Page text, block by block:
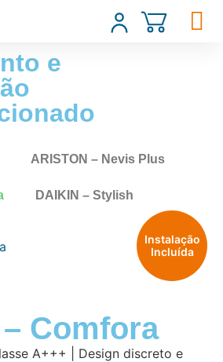
e
ARISTON – Nevis Plus
DAIKIN – Stylish
Instalação
Incluída
Comfora
A+++ | Design discreto e